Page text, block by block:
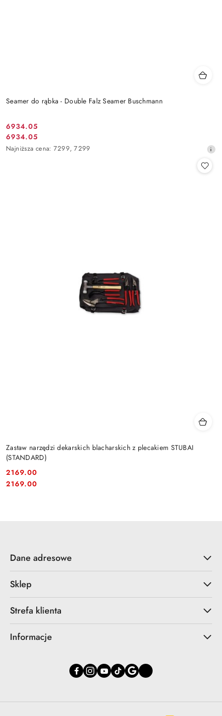
Seamer do rąbka - Double Falz Seamer Buschmann
Cena
promocyjna:
6934.05
Cena
promocyjna:
6934.05
Najniższa
Najniższa cena: 7299, 7299
Zastaw narzędzi dekarskich blacharskich z plecakiem STUBAI
(STANDARD)
Cena:
2169.00
Cena:
2169.00
Dane adresowe
Sklep
Strefa klienta
Informacje